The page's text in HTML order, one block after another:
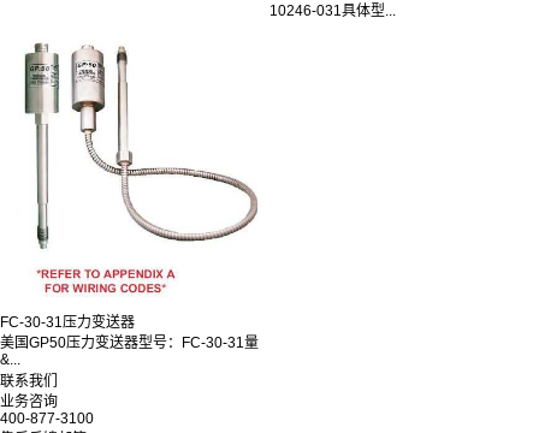
10246-031具体型...
FC-30-31压力变送器
美国GP50压力变送器型号：FC-30-31量
&...
联系我们
业务咨询
400-877-3100